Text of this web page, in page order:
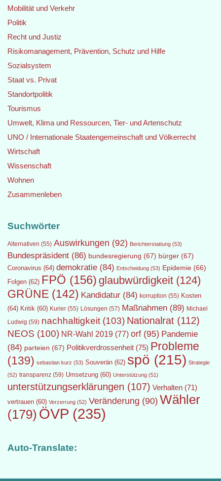
Mobilität und Verkehr
Politik
Recht und Justiz
Risikomanagement, Prävention, Schutz und Hilfe
Sozialsystem
Staat vs. Privat
Standortpolitik
Tourismus
Umwelt, Klima und Ressourcen, Tier- und Artenschutz
UNO / Internationale Staatengemeinschaft und Völkerrecht
Wirtschaft
Wissenschaft
Wohnen
Zusammenleben
Suchwörter
Alternativen (55) Auswirkungen (92) Berichterstattung (53)
Bundespräsident (86) bundesregierung (67) bürger (67)
Coronavirus (64) demokratie (84) Entscheidung (53) Epidemie (66)
Folgen (62) FPÖ (156) glaubwürdigkeit (124)
GRÜNE (142) Kandidatur (84) korruption (55) Kosten
(64) Kritik (60) Kurier (55) Lösungen (57) Maßnahmen (89) Michael
Ludwig (59) nachhaltigkeit (103) Nationalrat (112)
NEOS (100) NR-Wahl 2019 (77) orf (95) Pandemie
(84) parteien (67) Politikverdrossenheit (75) Probleme
(139) sebastian kurz (53) Souverän (62) spö (215) Strategie
(52) transparenz (59) Umsetzung (60) Unterstützung (51)
unterstützungserklärungen (107) Verhalten (71)
vertrauen (60) Verzerrung (52) Veränderung (90) Wähler
(179) ÖVP (235)
Auto-Translate: